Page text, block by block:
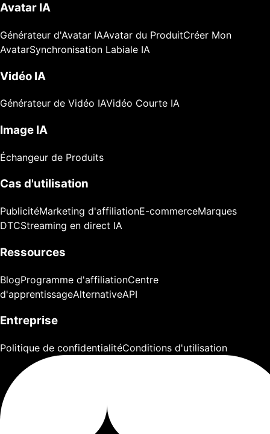
Avatar IA
Générateur d'Avatar IAAvatar du ProduitCréer Mon
AvatarSynchronisation Labiale IA
Vidéo IA
Générateur de Vidéo IAVidéo Courte IA
Image IA
Échangeur de Produits
Cas d'utilisation
PublicitéMarketing d'affiliationE-commerceMarques
DTCStreaming en direct IA
Ressources
BlogProgramme d'affiliationCentre
d'apprentissageAlternativeAPI
Entreprise
Politique de confidentialitéConditions d'utilisation